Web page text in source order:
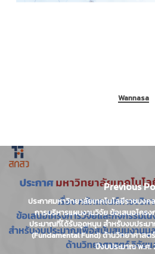
Wannasa
Previous
ประกาศมหาวิทยาลัยเทคโนโลยีราชมง
การบริหารแผนงานวิจัย ข้อเสนอโคร
ประมาณที่ได้รับอุดหนุน สำหรับงบประ
(Fundamental Fund) ด้านวิทยาศาสต
ปีงบประมาณ พ.ศ.